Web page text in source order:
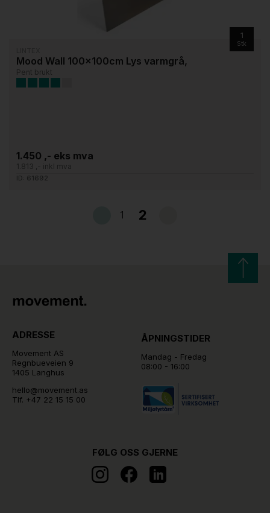
1
Stk
Mood Wall 100x100cm Lys varmgrå,
Pent brukt
1.450 ,- eks mva
1.813 ,- inkl mva
ID: 61692
1 2
ADRESSE
Movement AS
Regnbueveien 9
1405 Langhus
hello@movement.as
Tlf. +47 22 15 15 00
ÅPNINGSTIDER
Mandag - Fredag
08:00 - 16:00
FØLG OSS GJERNE